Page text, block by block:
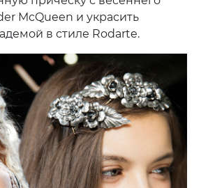
McQueen и украсить
в стиле Rodarte.